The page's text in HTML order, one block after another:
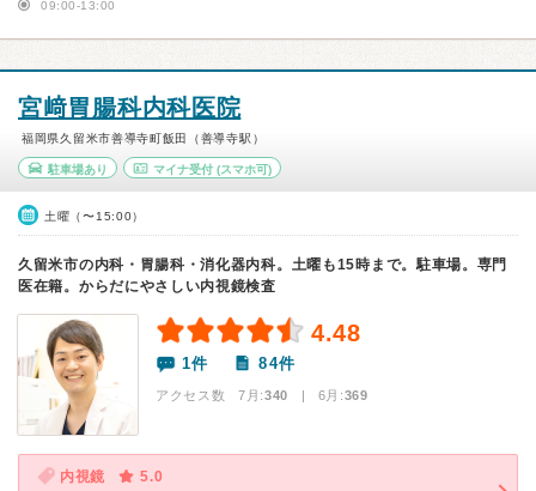
09:00-13:00
宮﨑胃腸科内科医院
福岡県久留米市善導寺町飯田（善導寺駅）
駐車場あり マイナ受付(スマホ可)
土曜（〜15:00）
久留米市の内科・胃腸科・消化器内科。土曜も15時まで。駐車場。専門
医在籍。からだにやさしい内視鏡検査
4.48
1件 84件
アクセス数 7月:340 | 6月:369
内視鏡
5.0